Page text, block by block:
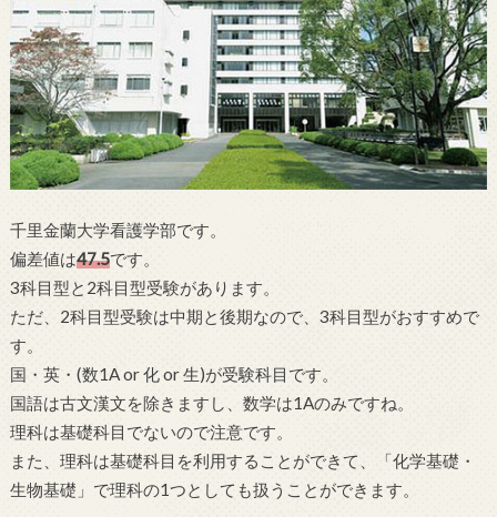
千里金蘭大学看護学部です。
偏差値は47.5です。
3科目型と2科目型受験があります。
ただ、2科目型受験は中期と後期なので、3科目型がおすすめで
す。
国・英・(数1A or 化 or 生)が受験科目です。
国語は古文漢文を除きますし、数学は1Aのみですね。
理科は基礎科目でないので注意です。
また、理科は基礎科目を利用することができて、「化学基礎・
生物基礎」で理科の1つとしても扱うことができます。